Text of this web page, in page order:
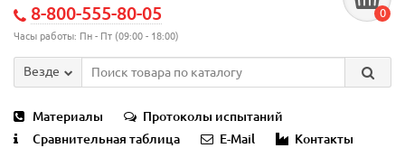
8-800-555-80-05
Часы работы: Пн - Пт (09:00 - 18:00)
0
Везде
Материалы
Протоколы испытаний
Сравнительная таблица
E-Mail Контакты